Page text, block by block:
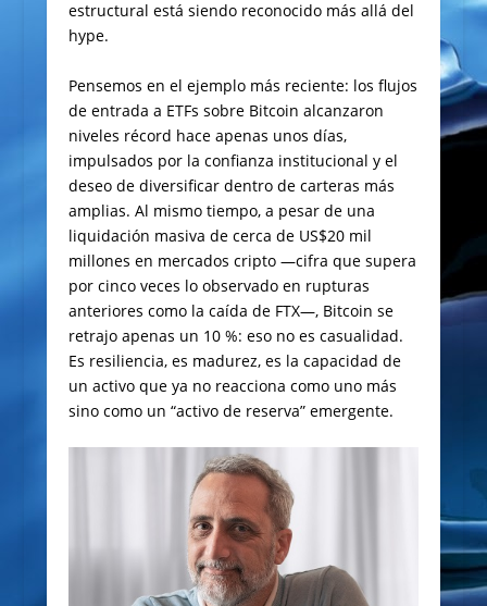
estructural está siendo reconocido más allá del
hype.
Pensemos en el ejemplo más reciente: los flujos
de entrada a ETFs sobre Bitcoin alcanzaron
niveles récord hace apenas unos días,
impulsados por la confianza institucional y el
deseo de diversificar dentro de carteras más
amplias. Al mismo tiempo, a pesar de una
liquidación masiva de cerca de US$20 mil
millones en mercados cripto —cifra que supera
por cinco veces lo observado en rupturas
anteriores como la caída de FTX—, Bitcoin se
retrajo apenas un 10 %: eso no es casualidad.
Es resiliencia, es madurez, es la capacidad de
un activo que ya no reacciona como uno más
sino como un “activo de reserva” emergente.